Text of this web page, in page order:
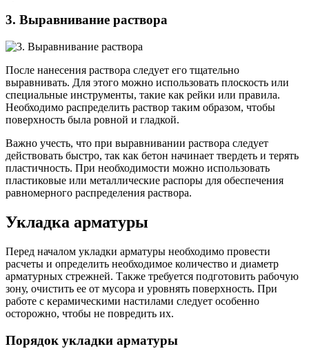
3. Выравнивание раствора
После нанесения раствора следует его тщательно
выравнивать. Для этого можно использовать плоскость или
специальные инструменты, такие как рейки или правила.
Необходимо распределить раствор таким образом, чтобы
поверхность была ровной и гладкой.
Важно учесть, что при выравнивании раствора следует
действовать быстро, так как бетон начинает твердеть и терять
пластичность. При необходимости можно использовать
пластиковые или металлические распоры для обеспечения
равномерного распределения раствора.
Укладка арматуры
Перед началом укладки арматуры необходимо провести
расчеты и определить необходимое количество и диаметр
арматурных стрежней. Также требуется подготовить рабочую
зону, очистить ее от мусора и уровнять поверхность. При
работе с керамическими настилами следует особенно
осторожно, чтобы не повредить их.
Порядок укладки арматуры